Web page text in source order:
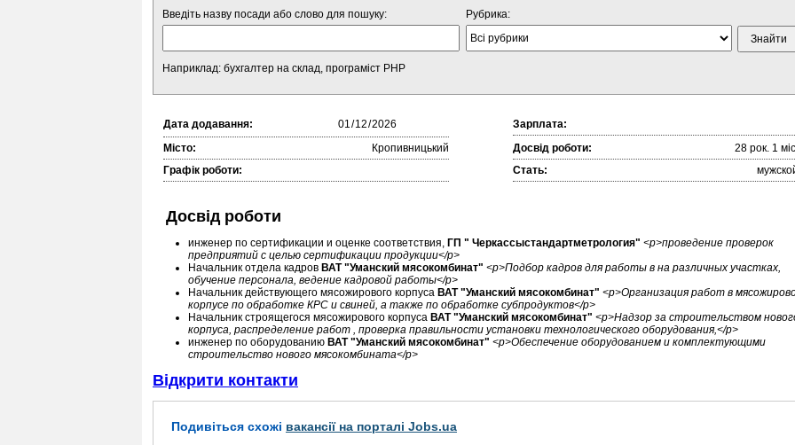
Введіть назву посади або слово для пошуку:
Наприклад: бухгалтер на склад, програміст PHP
Рубрика:
Дата додавання:
Зарплата:
Місто:
Кропивницький Досвід роботи:
28 рок. 1
Графік роботи:
Стать:
Досвід роботи
инженер по сертификации и оценке соответствия, ГП " Черкассыстандартметрология" <p>проведение проверок
предприятий с целью сертификации продукции</p>
Начальник отдела кадров ВАТ "Уманский мясокомбинат" <p>Подбор кадров для работы в на различных участках,
обучение персонала, ведение кадровой работы</p>
Начальник действующего мясожирового корпуса ВАТ "Уманский мясокомбинат" <p>Организация работ в
корпусе по обработке КРС и свиней, а также по обработке субпродуктов</p>
Начальник строящегося мясожирового корпуса ВАТ "Уманский мясокомбинат" <p>Надзор за строительством
корпуса, распределение работ , проверка правильности установки технологического оборудования,</p>
инженер по оборудованию ВАТ "Уманский мясокомбинат" <p>Обеспечение оборудованием и комплектующими
строительство нового мясокомбината</p>
Відкрити контакти
Подивіться схожі вакансії на порталі Jobs.ua